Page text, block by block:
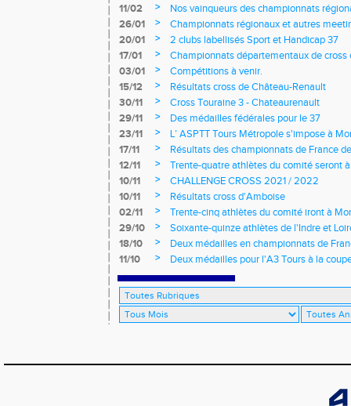
11/02
>
Nos vainqueurs des championnats
26/01
>
Championnats régionaux et autres
20/01
>
2 clubs labellisés Sport et Handicap 37
17/01
>
Championnats départementaux de cross
longs et meetings en salle
03/01 >
Compétitions à venir.
15/12
>
Résultats cross de Château-Renault
30/11
>
Cross Touraine 3 - Chateaurenault
29/11
>
Des médailles fédérales pour le 37
23/11
>
L’ ASPTT Tours Métropole s'impose à
17/11
>
Résultats des championnats de France
12/11
>
Trente-quatre athlètes du comité seront
10/11
>
CHALLENGE CROSS 2021 / 2022
10/11
>
Résultats cross d'Amboise
02/11
>
Trente-cinq athlètes du comité iront à
29/10
>
Soixante-quinze athlètes de l'Indre et
régionaux de cross-country 2021
18/10 >
Deux médailles en championnats de
11/10
> Deux médailles pour l'A3 Tours à la